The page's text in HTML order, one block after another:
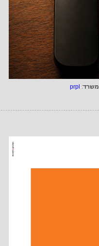
משרד:
prpl